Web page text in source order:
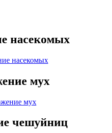
насекомых
мух
чешуйниц